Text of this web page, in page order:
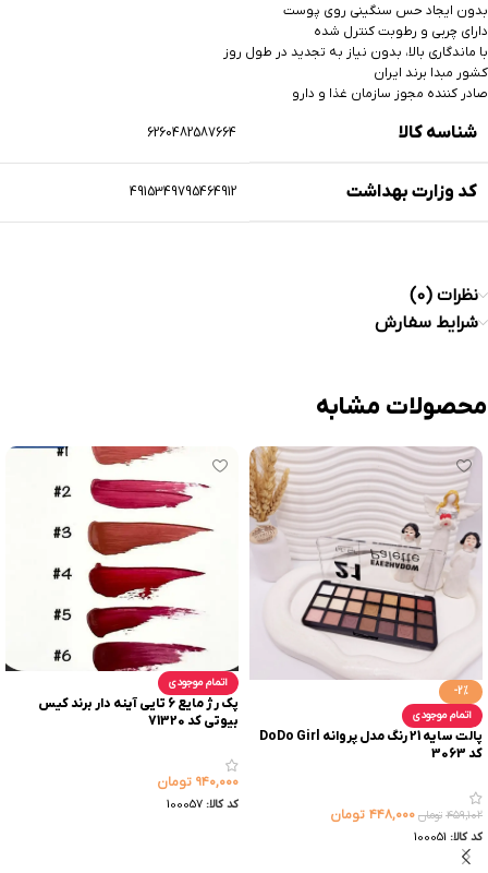
بدون ایجاد حس سنگینی روی پوست
دارای چربی و رطوبت کنترل شده‌
با ماندگاری بالا، بدون نیاز به تجدید در طول روز
کشور مبدا برند ایران
صادر کننده مجوز سازمان غذا و دارو
شناسه کالا 6260482587664
کد وزارت بهداشت 4915349795464912
نظرات (0)
شرایط سفارش
محصولات مشابه
-2%
اتمام موجودی
پالت سایه 21 رنگ مدل پروانه DoDo Girl
کد 3063
۴۵۹,۱۰۲ تومان ۴۴۸,۰۰۰ تومان
کد کالا: 100051
اتمام موجودی
پک رژ مایع 6 تایی آینه دار برند کیس
بیوتی کد 71320
۹۴۰,۰۰۰ تومان
کد کالا: 100057